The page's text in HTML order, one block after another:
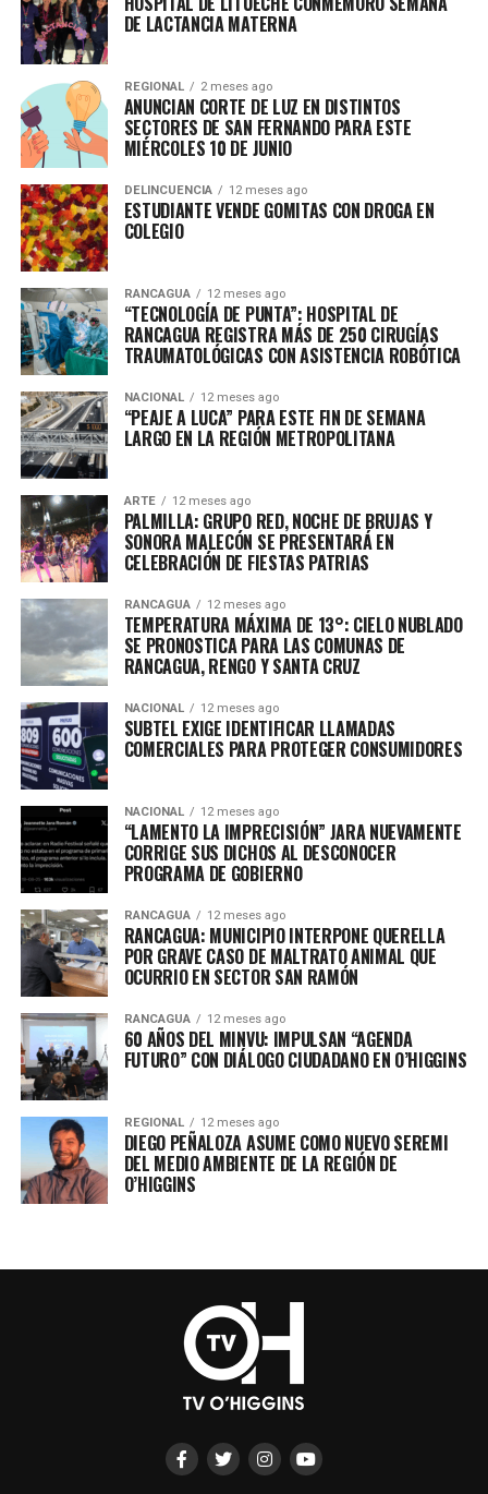
DE LACTANCIA MATERNA
REGIONAL 2 meses ago
ANUNCIAN CORTE DE LUZ EN DISTINTOS
SECTORES DE SAN FERNANDO PARA ESTE
MIÉRCOLES 10 DE JUNIO
DELINCUENCIA 12 meses ago
ESTUDIANTE VENDE GOMITAS CON DROGA EN
COLEGIO
RANCAGUA 12 meses ago
“TECNOLOGÍA DE PUNTA”: HOSPITAL DE
RANCAGUA REGISTRA MÁS DE 250 CIRUGÍAS
TRAUMATOLÓGICAS CON ASISTENCIA ROBÓTICA
NACIONAL 12 meses ago
“PEAJE A LUCA” PARA ESTE FIN DE SEMANA
LARGO EN LA REGIÓN METROPOLITANA
ARTE 12 meses ago
PALMILLA: GRUPO RED, NOCHE DE BRUJAS Y
SONORA MALECÓN SE PRESENTARÁ EN
CELEBRACIÓN DE FIESTAS PATRIAS
RANCAGUA 12 meses ago
TEMPERATURA MÁXIMA DE 13°: CIELO NUBLADO
SE PRONOSTICA PARA LAS COMUNAS DE
RANCAGUA, RENGO Y SANTA CRUZ
NACIONAL 12 meses ago
SUBTEL EXIGE IDENTIFICAR LLAMADAS
COMERCIALES PARA PROTEGER CONSUMIDORES
NACIONAL 12 meses ago
“LAMENTO LA IMPRECISIÓN” JARA NUEVAMENTE
CORRIGE SUS DICHOS AL DESCONOCER
PROGRAMA DE GOBIERNO
RANCAGUA 12 meses ago
RANCAGUA: MUNICIPIO INTERPONE QUERELLA
POR GRAVE CASO DE MALTRATO ANIMAL QUE
OCURRIO EN SECTOR SAN RAMÓN
RANCAGUA 12 meses ago
60 AÑOS DEL MINVU: IMPULSAN “AGENDA
FUTURO” CON DIÁLOGO CIUDADANO EN O’HIGGINS
REGIONAL 12 meses ago
DIEGO PEÑALOZA ASUME COMO NUEVO SEREMI
DEL MEDIO AMBIENTE DE LA REGIÓN DE
O’HIGGINS